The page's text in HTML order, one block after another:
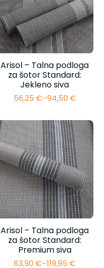
Arisol – Talna podloga
za šotor Standard:
Jekleno siva
56,25 €–94,50 €
Cenovni
od
56,25 €
do
94,50 €
Arisol – Talna podloga
za šotor Standard:
Premium siva
63,90 €–119,95 €